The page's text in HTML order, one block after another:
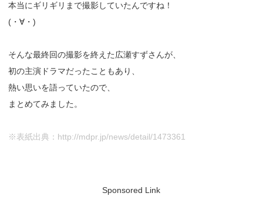
本当にギリギリまで撮影していたんですね！
(・∀・)
そんな最終回の撮影を終えた広瀬すずさんが、
初の主演ドラマだったこともあり、
熱い思いを語っていたので、
まとめてみました。
※表紙出典：http://mdpr.jp/news/detail/1473361
Sponsored Link